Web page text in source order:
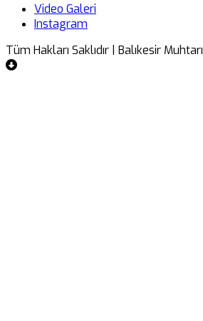
Video Galeri
Instagram
Tüm Hakları Saklıdır | Balıkesir Muhtarı